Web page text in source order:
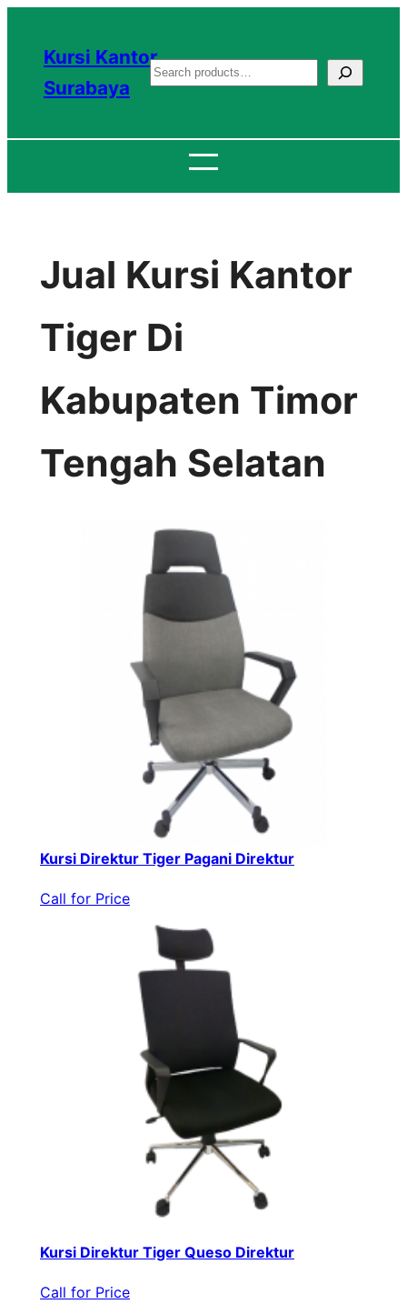
konten
Kursi Kantor
Surabaya
S
a
c
Jual Kursi Kantor
Tiger Di
Kabupaten Timor
Tengah Selatan
Kursi Direktur Tiger Pagani Direktur
Call for Price
Kursi Direktur Tiger Queso Direktur
Call for Price